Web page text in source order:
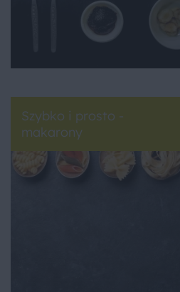
Szybko i prosto -
makarony